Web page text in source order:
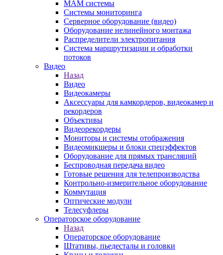
MAM системы
Системы мониторинга
Серверное оборудование (видео)
Оборудование нелинейного монтажа
Распределители электропитания
Система маршрутизации и обработки
потоков
Видео
Назад
Видео
Видеокамеры
Аксессуары для камкордеров, видеокамер и
рекордеров
Объективы
Видеорекордеры
Мониторы и системы отображения
Видеомикшеры и блоки спецэффектов
Оборудование для прямых трансляций
Беспроводная передача видео
Готовые решения для телепроизводства
Контрольно-измерительное оборудование
Коммутация
Оптические модули
Телесуфлеры
Операторское оборудование
Назад
Операторское оборудование
Штативы, пьедесталы и головки